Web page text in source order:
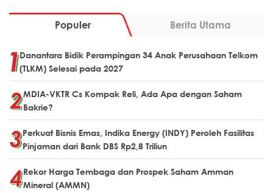
Populer Berita Utama
Danantara Bidik Perampingan 34 Anak Perusahaan Telkom
(TLKM) Selesai pada 2027
MDIA-VKTR Cs Kompak Reli, Ada Apa dengan Saham
Bakrie?
Perkuat Bisnis Emas, Indika Energy (INDY) Peroleh Fasilitas
Pinjaman dari Bank DBS Rp2,8 Triliun
Rekor Harga Tembaga dan Prospek Saham Amman
Mineral (AMMN)